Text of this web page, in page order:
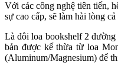
Với các công nghệ tiên tiến,
sự cao cấp, sẽ làm hài lòng
Là đôi loa bookshelf 2
bản được kế thừa từ loa
(Aluminum/Magnesium) để